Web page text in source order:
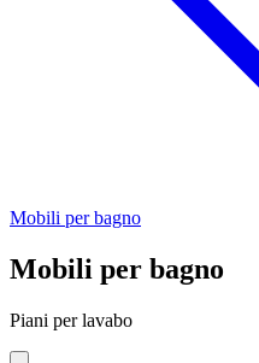
Mobili per bagno
Mobili per bagno
Piani per lavabo